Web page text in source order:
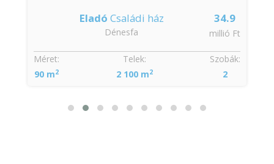
34.9
millió Ft
Eladó Családi ház
Dénesfa
Szobák:
2
Méret:
90 m2
Telek:
2 100 m2